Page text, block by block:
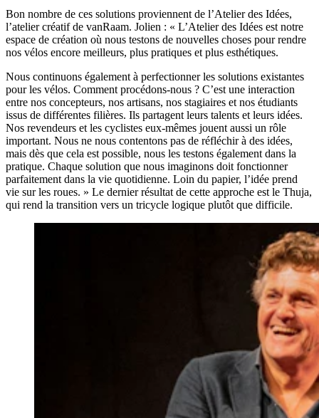
Bon nombre de ces solutions proviennent de l’Atelier des Idées,
l’atelier créatif de vanRaam. Jolien : « L’Atelier des Idées est notre
espace de création où nous testons de nouvelles choses pour rendre
nos vélos encore meilleurs, plus pratiques et plus esthétiques.
Nous continuons également à perfectionner les solutions existantes
pour les vélos. Comment procédons-nous ? C’est une interaction
entre nos concepteurs, nos artisans, nos stagiaires et nos étudiants
issus de différentes filières. Ils partagent leurs talents et leurs idées.
Nos revendeurs et les cyclistes eux-mêmes jouent aussi un rôle
important. Nous ne nous contentons pas de réfléchir à des idées,
mais dès que cela est possible, nous les testons également dans la
pratique. Chaque solution que nous imaginons doit fonctionner
parfaitement dans la vie quotidienne. Loin du papier, l’idée prend
vie sur les roues. » Le dernier résultat de cette approche est le Thuja,
qui rend la transition vers un tricycle logique plutôt que difficile.